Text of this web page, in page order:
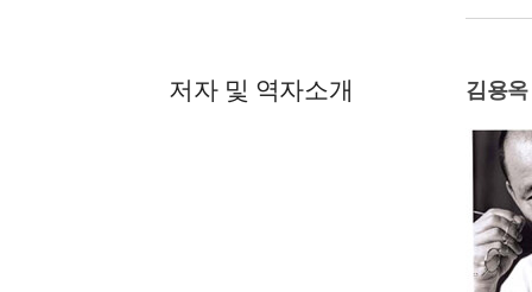
저자 및 역자소개 김용옥